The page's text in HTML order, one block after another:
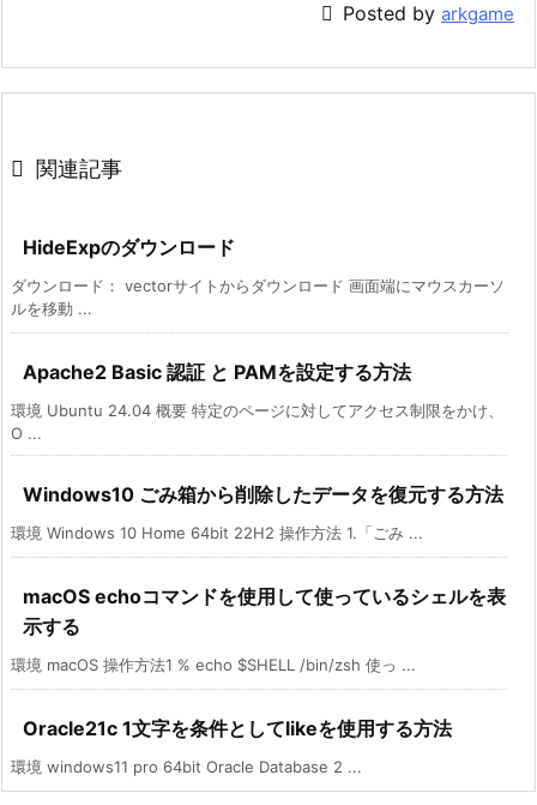
 Posted by arkgame
 関連記事
HideExpのダウンロード
ダウンロード： vectorサイトからダウンロード 画面端にマウスカーソ
ルを移動 ...
Apache2 Basic 認証 と PAMを設定する方法
環境 Ubuntu 24.04 概要 特定のページに対してアクセス制限をかけ、
O ...
Windows10 ごみ箱から削除したデータを復元する方法
環境 Windows 10 Home 64bit 22H2 操作方法 1.「ごみ ...
macOS echoコマンドを使用して使っているシェルを表
示する
環境 macOS 操作方法1 % echo $SHELL /bin/zsh 使っ ...
Oracle21c 1文字を条件としてlikeを使用する方法
環境 windows11 pro 64bit Oracle Database 2 ...